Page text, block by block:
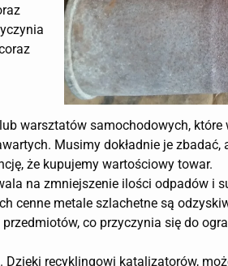
warsztatów samochodowych,
Musimy dokładnie je
że kupujemy wartościowy towar.
na zmniejszenie ilości odpadów i
cenne metale szlachetne są
co przyczynia się do
recyklingowi katalizatorów,